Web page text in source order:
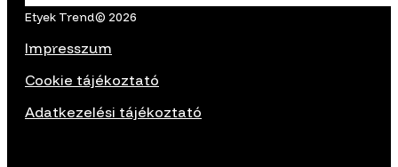
Etyek Trend© 2026
Impresszum
Cookie tájékoztató
Adatkezelési tájékoztató